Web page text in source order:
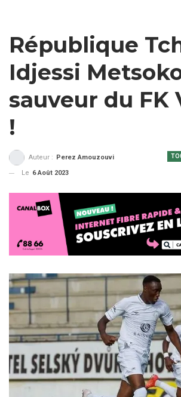
République
Idjessi
sauveur du FK
!
Auteur :
Perez Amouzouvi
Le 6 Août 2023